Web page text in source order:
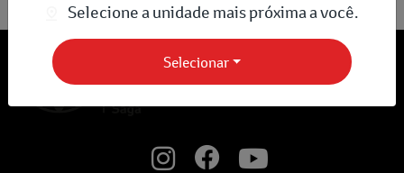
Selecione a unidade mais próxima a você.
Selecionar